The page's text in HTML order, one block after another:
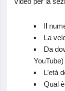
Il
La
Da
YouTube)
L’età
Qual